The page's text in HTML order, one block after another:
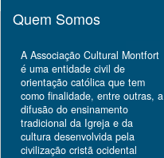
Quem Somos
A Associação Cultural Montfort
é uma entidade civil de
orientação católica que tem
como finalidade, entre outras, a
difusão do ensinamento
tradicional da Igreja e da
cultura desenvolvida pela
civilização cristã ocidental